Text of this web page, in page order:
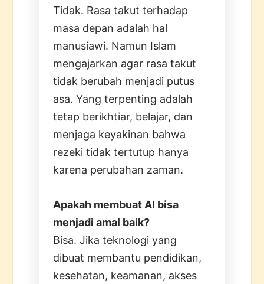
Tidak. Rasa takut terhadap
masa depan adalah hal
manusiawi. Namun Islam
mengajarkan agar rasa takut
tidak berubah menjadi putus
asa. Yang terpenting adalah
tetap berikhtiar, belajar, dan
menjaga keyakinan bahwa
rezeki tidak tertutup hanya
karena perubahan zaman.
Apakah membuat AI bisa
menjadi amal baik?
Bisa. Jika teknologi yang
dibuat membantu pendidikan,
kesehatan, keamanan, akses